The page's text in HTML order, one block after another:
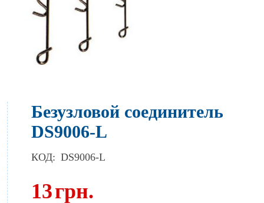
Безузловой соединитель
DS9006-L
КОД: DS9006-L
13грн.